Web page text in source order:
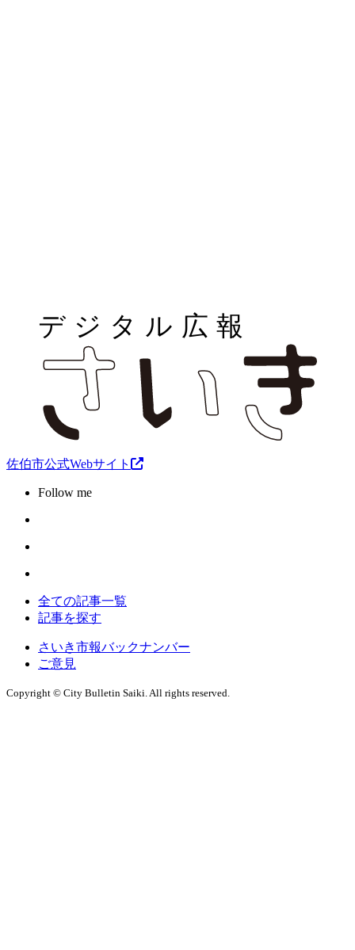
佐伯市公式Webサイト
Follow me
全ての記事一覧
記事を探す
さいき市報バックナンバー
ご意見
Copyright © City Bulletin Saiki. All rights reserved.